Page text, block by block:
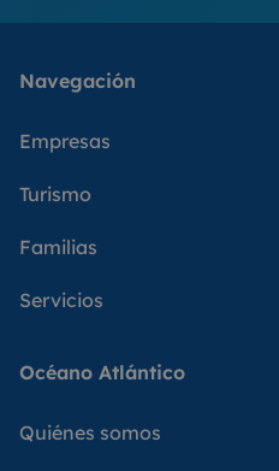
Navegación
Empresas
Turismo
Familias
Servicios
Océano Atlántico
Quiénes somos